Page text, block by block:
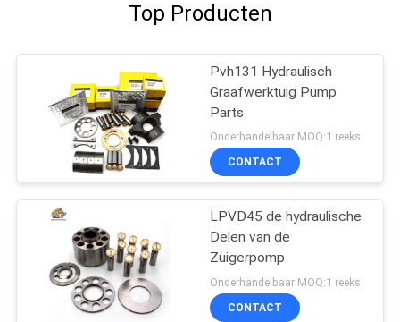
Top Producten
Pvh131 Hydraulisch
Graafwerktuig Pump
Parts
Onderhandelbaar MOQ:1 reeks
CONTACT
LPVD45 de hydraulische
Delen van de
Zuigerpomp
Onderhandelbaar MOQ:1 reeks
CONTACT